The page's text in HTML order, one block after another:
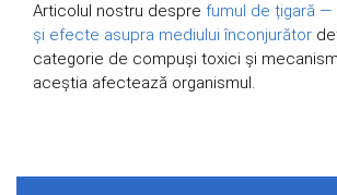
Articolul nostru despre fumul de țigară —
și efecte asupra mediului înconjurător
categorie de compuși toxici și
aceștia afectează organismul.